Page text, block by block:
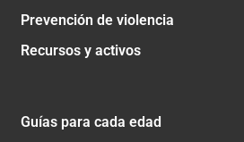
Prevención de violencia
Recursos y activos
Guías para cada edad